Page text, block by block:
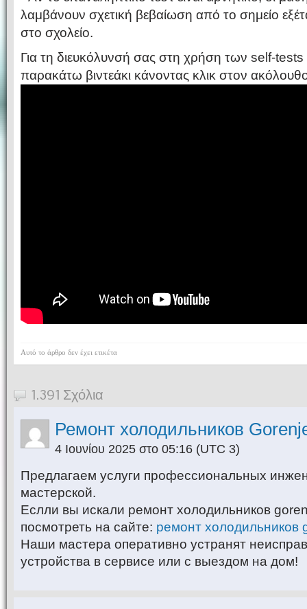
λαμβάνουν σχετική βεβαίωση από το σημείο
στο σχολείο.
Για τη διευκόλυνσή σας στη χρήση των self-
παρακάτω βιντεάκι κάνοντας κλικ στον
Αυτό το άρθρο δεν έχει ετικέτα
1.391 Σχόλια
Ремонт холодильников
4 Ιουνίου 2025 στο 05:16 (UTC 3)
Предлагаем услуги профессиональных
мастерской.
Еслли вы искали ремонт холодильников
посмотреть на сайте: ремонт холодильников
Наши мастера оперативно устранят
устройства в сервисе или с выездом на дом!